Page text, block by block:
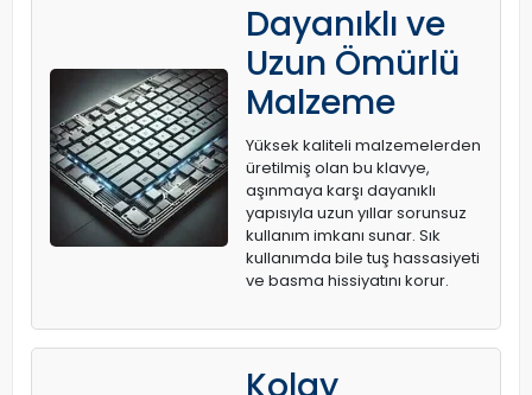
Dayanıklı ve
Uzun Ömürlü
Malzeme
Yüksek kaliteli malzemelerden
üretilmiş olan bu klavye,
aşınmaya karşı dayanıklı
yapısıyla uzun yıllar sorunsuz
kullanım imkanı sunar. Sık
kullanımda bile tuş hassasiyeti
ve basma hissiyatını korur.